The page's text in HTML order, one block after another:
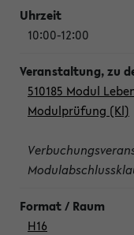
10:00-12:00
510185 Modul
Modulprüfung (Kl)
H16